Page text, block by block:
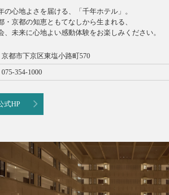
の心地よさを届ける、「千年ホテル」。
・京都の知恵ともてなしから生まれる、
、未来に心地よい感動体験をお楽しみください。
京都市下京区東塩小路町570
075-354-1000
式HP